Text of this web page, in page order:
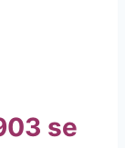
se